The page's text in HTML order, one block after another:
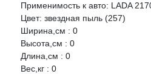
Применимость к авто: LADA
Цвет: звездная пыль (257)
Ширина,см : 0
Высота,см : 0
Длина,см : 0
Вес,кг : 0
Ваше имя